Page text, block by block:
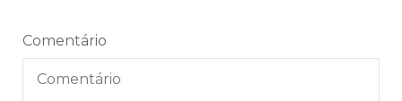
Comentário